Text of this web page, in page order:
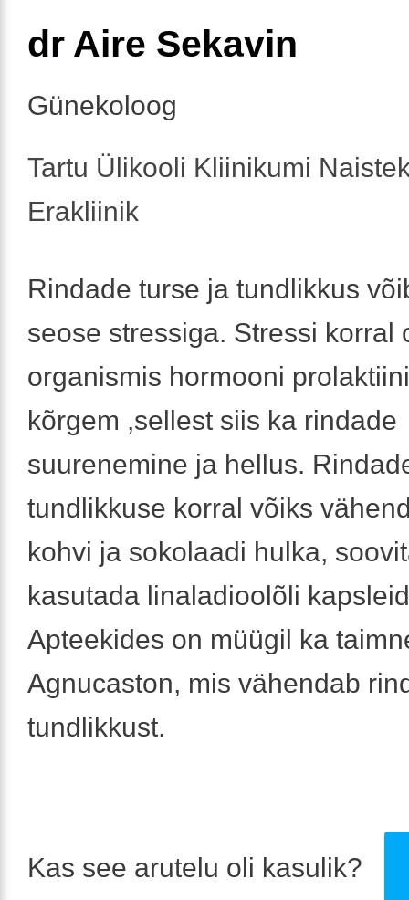
dr Aire Sekavin
Günekoloog
Tartu Ülikooli Kliinikumi
Erakliinik
Rindade turse ja tundlikkus
seose stressiga. Stressi korral
organismis hormooni
kõrgem ,sellest siis ka rindade
suurenemine ja hellus.
tundlikkuse korral võiks
kohvi ja sokolaadi hulka,
kasutada linaladioolõli
Apteekides on müügil ka
Agnucaston, mis vähendab
tundlikkust.
Kas see arutelu oli kasulik?